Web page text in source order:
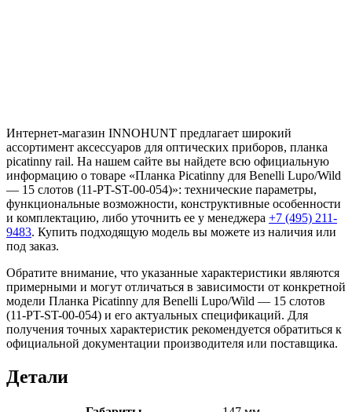
Интернет-магазин INNOHUNT предлагает широкий
ассортимент аксессуаров для оптических приборов, планка
picatinny rail. На нашем сайте вы найдете всю официальную
информацию о товаре «Планка Picatinny для Benelli Lupo/Wild
— 15 слотов (11-PT-ST-00-054)»: технические параметры,
функциональные возможности, конструктивные особенности
и комплектацию, либо уточнить ее у менеджера +7 (495) 211-
9483. Купить подходящую модель вы можете из наличия или
под заказ.
Обратите внимание, что указанные характеристики являются
примерными и могут отличаться в зависимости от конкретной
модели Планка Picatinny для Benelli Lupo/Wild — 15 слотов
(11-PT-ST-00-054) и его актуальных спецификаций. Для
получения точных характеристик рекомендуется обратиться к
официальной документации производителя или поставщика.
Детали